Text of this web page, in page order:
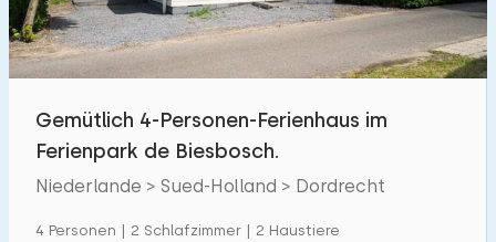
Entfernungen
Von Dordrecht(max. km):
Zum Meer(max. km):
Gemütlich 4-Personen-Ferienhaus im
Ferienpark de Biesbosch.
Niederlande > Sued-Holland > Dordrecht
4 Personen | 2 Schlafzimmer | 2 Haustiere